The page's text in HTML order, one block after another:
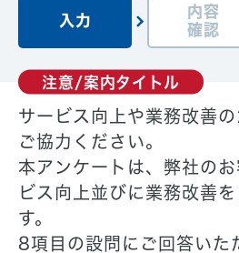
入力
内容
確認
注意/案内タイトル
サービス向上や業務改善
ご協力ください。
本アンケートは、弊社の
ビス向上並びに業務改善
す。
8項目の設問にご回答いた